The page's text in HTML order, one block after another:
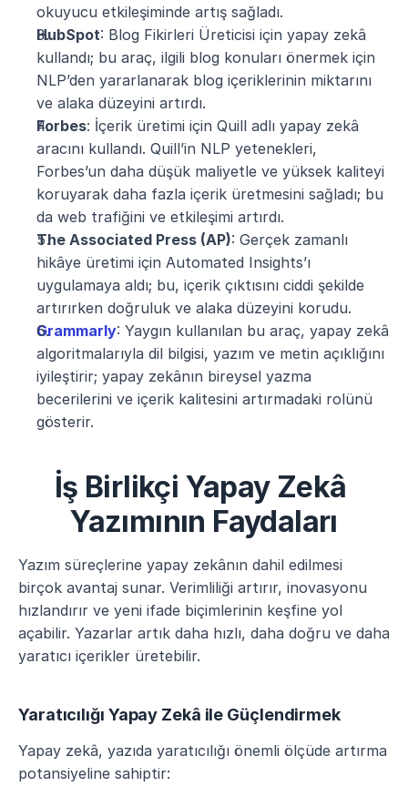
okuyucu etkileşiminde artış sağladı​.
HubSpot: Blog Fikirleri Üreticisi için yapay zekâ
kullandı; bu araç, ilgili blog konuları önermek için
NLP’den yararlanarak blog içeriklerinin miktarını
ve alaka düzeyini artırdı​.
Forbes: İçerik üretimi için Quill adlı yapay zekâ
aracını kullandı. Quill’in NLP yetenekleri,
Forbes’un daha düşük maliyetle ve yüksek kaliteyi
koruyarak daha fazla içerik üretmesini sağladı; bu
da web trafiğini ve etkileşimi artırdı​.
The Associated Press (AP): Gerçek zamanlı
hikâye üretimi için Automated Insights’ı
uygulamaya aldı; bu, içerik çıktısını ciddi şekilde
artırırken doğruluk ve alaka düzeyini korudu​.
Grammarly: Yaygın kullanılan bu araç, yapay zekâ
algoritmalarıyla dil bilgisi, yazım ve metin açıklığını
iyileştirir; yapay zekânın bireysel yazma
becerilerini ve içerik kalitesini artırmadaki rolünü
gösterir​.
İş Birlikçi Yapay Zekâ
Yazımının Faydaları
Yazım süreçlerine yapay zekânın dahil edilmesi
birçok avantaj sunar. Verimliliği artırır, inovasyonu
hızlandırır ve yeni ifade biçimlerinin keşfine yol
açabilir. Yazarlar artık daha hızlı, daha doğru ve daha
yaratıcı içerikler üretebilir.
Yaratıcılığı Yapay Zekâ ile Güçlendirmek
Yapay zekâ, yazıda yaratıcılığı önemli ölçüde artırma
potansiyeline sahiptir: